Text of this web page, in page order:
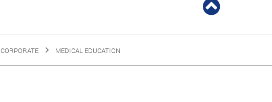
CORPORATE MEDICAL EDUCATION